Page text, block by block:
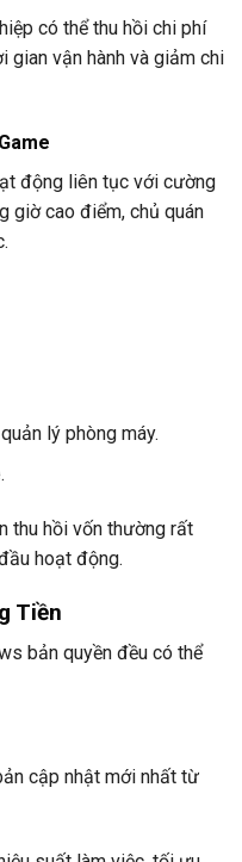
có thể thu hồi chi phí
gian vận hành và giảm chi
động liên tục với cường
giờ cao điểm, chủ quán
lý phòng máy.
thu hồi vốn thường rất
hoạt động.
Tiền
bản quyền đều có thể
cập nhật mới nhất từ